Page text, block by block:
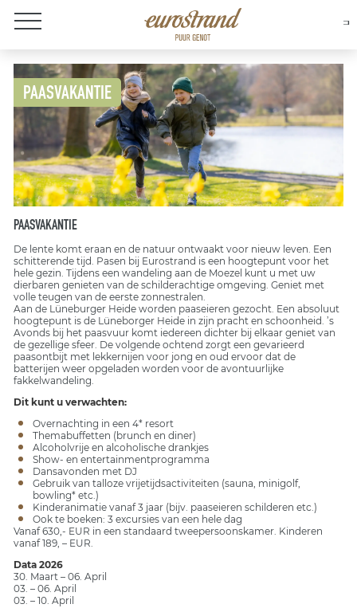
Over Eurostrand
PAASVAKANTIE
PAASVAKANTIE
De lente komt eraan en de natuur ontwaakt voor nieuw leven. Een
schitterende tijd. Pasen bij Eurostrand is een hoogtepunt voor het
hele gezin. Tijdens een wandeling aan de Moezel kunt u met uw
dierbaren genieten van de schilderachtige omgeving. Geniet met
volle teugen van de eerste zonnestralen.
Aan de Lüneburger Heide worden paaseieren gezocht. Een absoluut
hoogtepunt is de Lüneborger Heide in zijn pracht en schoonheid. ’s
Avonds bij het paasvuur komt iedereen dichter bij elkaar geniet van
de gezellige sfeer. De volgende ochtend zorgt een gevarieerd
paasontbijt met lekkernijen voor jong en oud ervoor dat de
batterijen weer opgeladen worden voor de avontuurlijke
fakkelwandeling.
Dit kunt u verwachten:
Overnachting in een 4* resort
Themabuffetten (brunch en diner)
Alcoholvrije en alcoholische drankjes
Show- en entertainmentprogramma
Dansavonden met DJ
Gebruik van talloze vrijetijdsactiviteiten (sauna, minigolf,
bowling* etc.)
Kinderanimatie vanaf 3 jaar (bijv. paaseieren schilderen etc.)
Ook te boeken: 3 excursies van een hele dag
Vanaf 630,- EUR in een standaard tweepersoonskamer. Kinderen
vanaf 189, – EUR.
Data 2026
30. Maart – 06. April
03. – 06. April
03. – 10. April